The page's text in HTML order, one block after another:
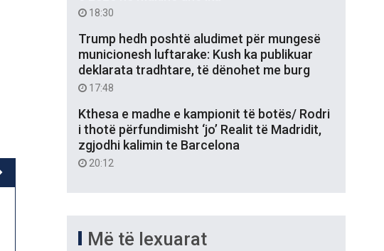
18:30
Trump hedh poshtë aludimet për mungesë
municionesh luftarake: Kush ka publikuar
deklarata tradhtare, të dënohet me burg
17:48
Kthesa e madhe e kampionit të botës/ Rodri
i thotë përfundimisht ‘jo’ Realit të Madridit,
zgjodhi kalimin te Barcelona
20:12
Më të lexuarat